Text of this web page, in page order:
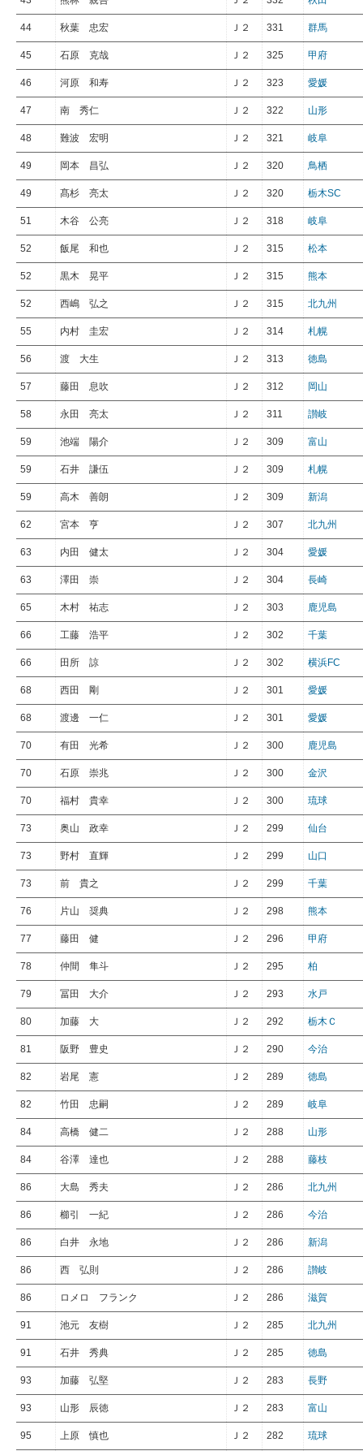
44 秋葉 忠宏 Ｊ２ 331 群馬
45 石原 克哉 Ｊ２ 325 甲府
46 河原 和寿 Ｊ２ 323 愛媛
47 南 秀仁 Ｊ２ 322 山形
48 難波 宏明 Ｊ２ 321 岐阜
49 岡本 昌弘 Ｊ２ 320 鳥栖
49 髙杉 亮太 Ｊ２ 320 栃木SC
51 木谷 公亮 Ｊ２ 318 岐阜
52 飯尾 和也 Ｊ２ 315 松本
52 黒木 晃平 Ｊ２ 315 熊本
52 西嶋 弘之 Ｊ２ 315 北九州
55 内村 圭宏 Ｊ２ 314 札幌
56 渡 大生 Ｊ２ 313 徳島
57 藤田 息吹 Ｊ２ 312 岡山
58 永田 亮太 Ｊ２ 311 讃岐
59 池端 陽介 Ｊ２ 309 富山
59 石井 謙伍 Ｊ２ 309 札幌
59 高木 善朗 Ｊ２ 309 新潟
62 宮本 亨 Ｊ２ 307 北九州
63 内田 健太 Ｊ２ 304 愛媛
63 澤田 崇 Ｊ２ 304 長崎
65 木村 祐志 Ｊ２ 303 鹿児島
66 工藤 浩平 Ｊ２ 302 千葉
66 田所 諒 Ｊ２ 302 横浜FC
68 西田 剛 Ｊ２ 301 愛媛
68 渡邊 一仁 Ｊ２ 301 愛媛
70 有田 光希 Ｊ２ 300 鹿児島
70 石原 崇兆 Ｊ２ 300 金沢
70 福村 貴幸 Ｊ２ 300 琉球
73 奥山 政幸 Ｊ２ 299 仙台
73 野村 直輝 Ｊ２ 299 山口
73 前 貴之 Ｊ２ 299 千葉
76 片山 奨典 Ｊ２ 298 熊本
77 藤田 健 Ｊ２ 296 甲府
78 仲間 隼斗 Ｊ２ 295 柏
79 冨田 大介 Ｊ２ 293 水戸
80 加藤 大 Ｊ２ 292 栃木Ｃ
81 阪野 豊史 Ｊ２ 290 今治
82 岩尾 憲 Ｊ２ 289 徳島
82 竹田 忠嗣 Ｊ２ 289 岐阜
84 高橋 健二 Ｊ２ 288 山形
84 谷澤 達也 Ｊ２ 288 藤枝
86 大島 秀夫 Ｊ２ 286 北九州
86 櫛引 一紀 Ｊ２ 286 今治
86 白井 永地 Ｊ２ 286 新潟
86 西 弘則 Ｊ２ 286 讃岐
86 ロメロ フランク Ｊ２ 286 滋賀
91 池元 友樹 Ｊ２ 285 北九州
91 石井 秀典 Ｊ２ 285 徳島
93 加藤 弘堅 Ｊ２ 283 長野
93 山形 辰徳 Ｊ２ 283 富山
95 上原 慎也 Ｊ２ 282 琉球